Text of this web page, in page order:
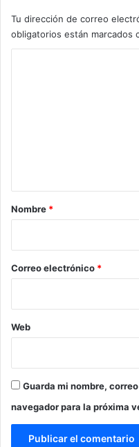
Tu dirección de correo
obligatorios están marcados
r
*
Nombre *
Correo electrónico *
Web
Guarda mi nombre,
navegador para la próxima